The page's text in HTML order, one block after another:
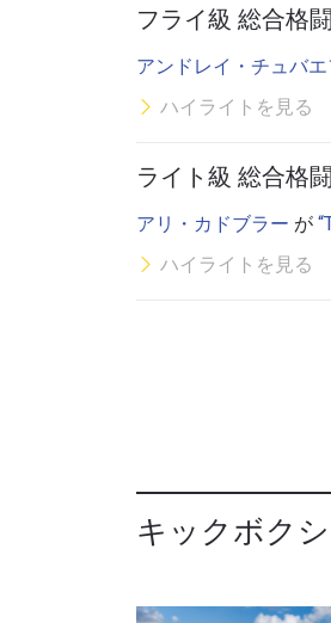
フライ級 総合格
アンドレイ・チュバエ
ハイライトを見る
ライト級 総合格
アリ・カドブラー が
ハイライトを見る
キックボク